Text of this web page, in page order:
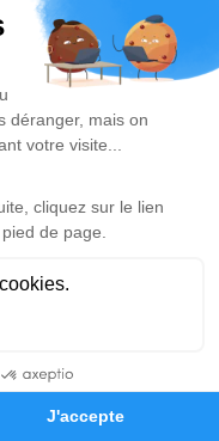
Hommages
travers des
est un lieu
d’Yves
est
Je rends hommage